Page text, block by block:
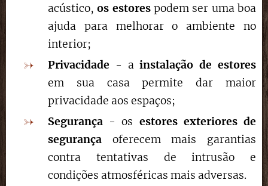
acústico,os estorespodem ser uma boa
ajuda para melhorar o ambiente no
interior;
Privacidade - ainstalação de estores
em sua casa permite dar maior
privacidade aos espaços;
Segurança - os estores exteriores de
segurança oferecem mais garantias
contra tentativas de intrusão e
condições atmosféricas mais adversas.